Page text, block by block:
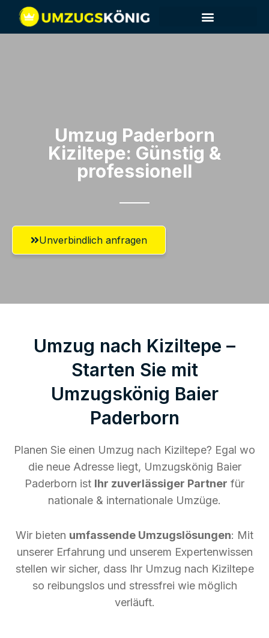
Umzug Paderborn​
Kiziltepe: Günstig &
professionell​
Unverbindlich anfragen
Umzug nach Kiziltepe –
Starten Sie mit
Umzugskönig Baier
Paderborn
Planen Sie einen Umzug nach Kiziltepe? Egal wo
die neue Adresse liegt, Umzugskönig Baier
Paderborn ist Ihr zuverlässiger Partner für
nationale & internationale Umzüge.
Wir bieten umfassende Umzugslösungen: Mit
unserer Erfahrung und unserem Expertenwissen
stellen wir sicher, dass Ihr Umzug nach Kiziltepe
so reibungslos und stressfrei wie möglich
verläuft.